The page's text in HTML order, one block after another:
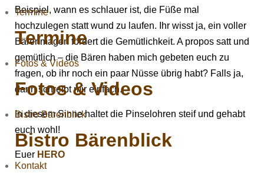
Termine
Termine
Fotos & Videos
Fotos & Videos
Bistro Bärenblick
Bistro Bärenblick
Kontakt
Beispiel, wann es schlauer ist, die Füße mal
hochzulegen statt wund zu laufen. Ihr wisst ja, ein voller
Bärenmagen fördert die Gemütlichkeit. A propos satt und
gemütlich – die Bären haben mich gebeten euch zu
fragen, ob ihr noch ein paar Nüsse übrig habt? Falls ja,
dann schreibt mir einfach.
In diesem Sinne haltet die Pinselohren steif und gehabt
euch wohl!
Euer HERO